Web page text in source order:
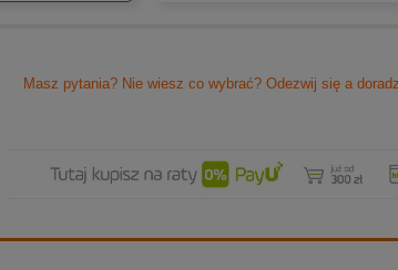
Masz pytania? Nie wiesz co wybrać? Odezwij się a